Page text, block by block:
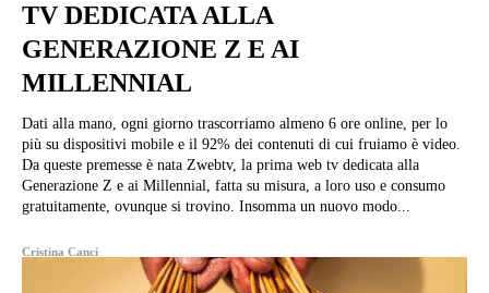
TV DEDICATA ALLA
GENERAZIONE Z E AI
MILLENNIAL
Dati alla mano, ogni giorno trascorriamo almeno 6 ore online, per lo
più su dispositivi mobile e il 92% dei contenuti di cui fruiamo è video.
Da queste premesse è nata Zwebtv, la prima web tv dedicata alla
Generazione Z e ai Millennial, fatta su misura, a loro uso e consumo
gratuitamente, ovunque si trovino. Insomma un nuovo modo...
Cristina Canci